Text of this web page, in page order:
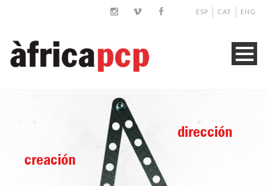
ENG
CAT
ESP
creación
dirección